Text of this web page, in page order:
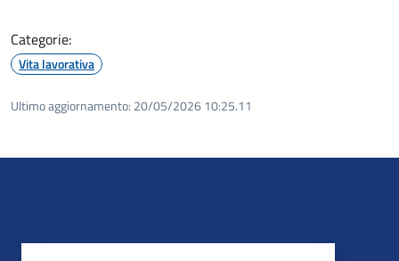
Categorie:
Vita lavorativa
Ultimo aggiornamento: 20/05/2026 10:25.11